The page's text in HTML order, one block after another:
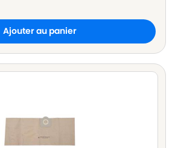
Ajouter au panier